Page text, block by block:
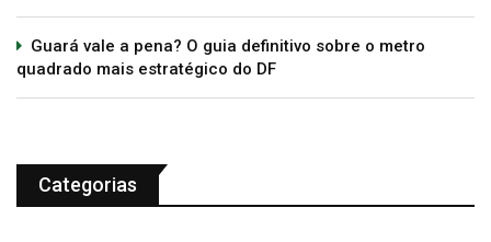
Guará vale a pena? O guia definitivo sobre o metro
quadrado mais estratégico do DF
Categorias